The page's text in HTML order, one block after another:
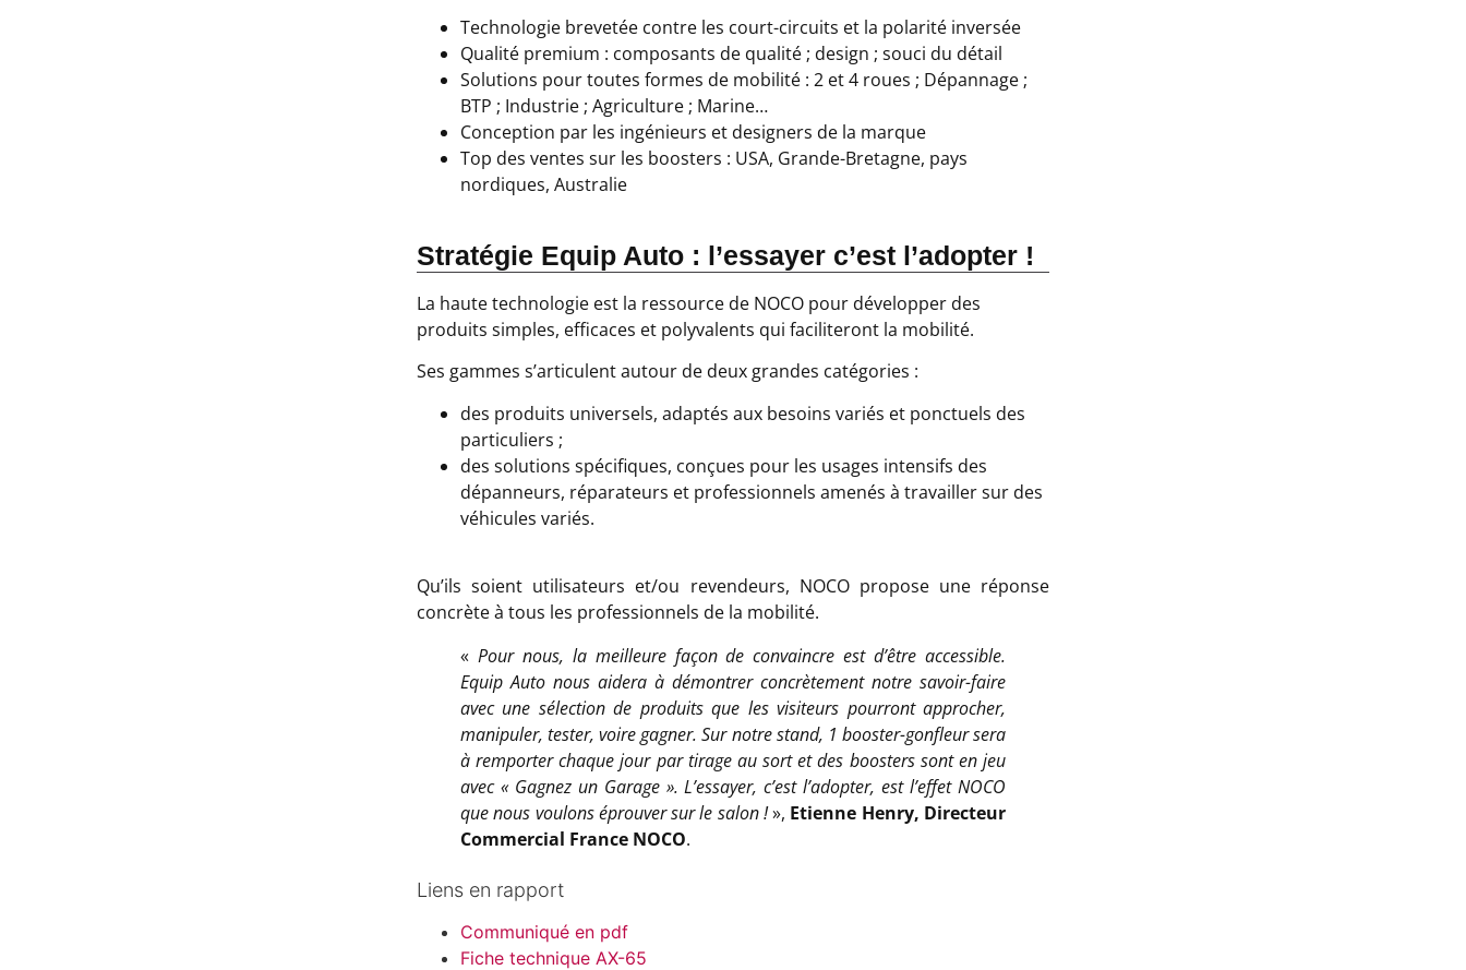
Technologie brevetée contre les court-circuits et la polarité inversée
Qualité premium : composants de qualité ; design ; souci du détail
Solutions pour toutes formes de mobilité : 2 et 4 roues ; Dépannage ;
BTP ; Industrie ; Agriculture ; Marine…
Conception par les ingénieurs et designers de la marque
Top des ventes sur les boosters : USA, Grande-Bretagne, pays
nordiques, Australie
Stratégie Equip Auto : l’essayer c’est l’adopter !
La haute technologie est la ressource de NOCO pour développer des
produits simples, efficaces et polyvalents qui faciliteront la mobilité.
Ses gammes s’articulent autour de deux grandes catégories :
des produits universels, adaptés aux besoins variés et ponctuels des
particuliers ;
des solutions spécifiques, conçues pour les usages intensifs des
dépanneurs, réparateurs et professionnels amenés à travailler sur des
véhicules variés.
Qu’ils soient utilisateurs et/ou revendeurs, NOCO propose une réponse
concrète à tous les professionnels de la mobilité.
« Pour nous, la meilleure façon de convaincre est d’être accessible.
Equip Auto nous aidera à démontrer concrètement notre savoir-faire
avec une sélection de produits que les visiteurs pourront approcher,
manipuler, tester, voire gagner. Sur notre stand, 1 booster-gonfleur sera
à remporter chaque jour par tirage au sort et des boosters sont en jeu
avec « Gagnez un Garage ». L’essayer, c’est l’adopter, est l’effet NOCO
que nous voulons éprouver sur le salon !», Etienne Henry, Directeur
Commercial France NOCO.
Liens en rapport
Communiqué en pdf
Fiche technique AX-65